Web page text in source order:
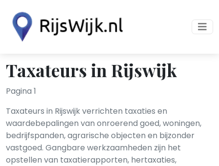
Taxateurs in Rijswijk
Pagina 1
Taxateurs in Rijswijk verrichten taxaties en
waardebepalingen van onroerend goed, woningen,
bedrijfspanden, agrarische objecten en bijzonder
vastgoed. Gangbare werkzaamheden zijn het
opstellen van taxatierapporten, hertaxaties,